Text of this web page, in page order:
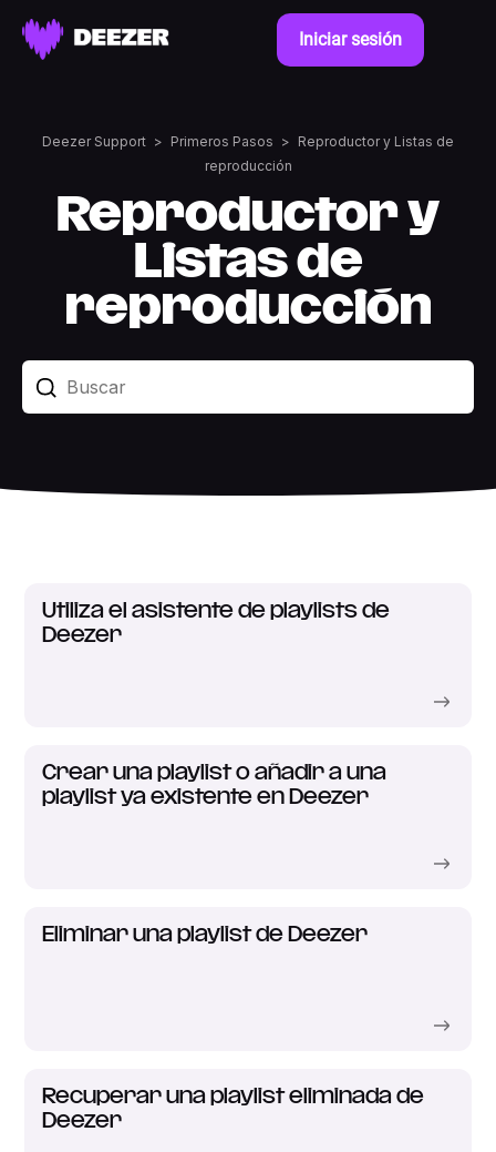
Iniciar sesión
Deezer Support Primeros Pasos
Reproductor y Listas de
reproducción
Reproductor y
Listas de
reproducción
Utiliza el asistente de playlists de
Deezer
Crear una playlist o añadir a una
playlist ya existente en Deezer
Eliminar una playlist de Deezer
Recuperar una playlist eliminada de
Deezer